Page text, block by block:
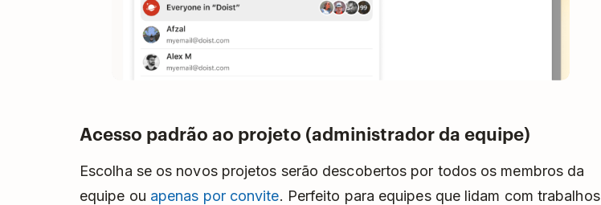
Acesso padrão ao projeto (administrador da equipe)
Escolha se os novos projetos serão descobertos por todos os membros da
equipe ou apenas por convite. Perfeito para equipes que lidam com trabalhos